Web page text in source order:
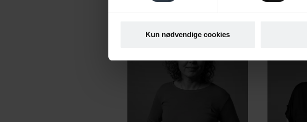
Kun nødvendige cookies